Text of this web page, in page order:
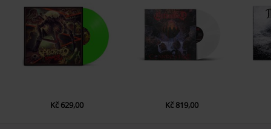
Kč 629,00 Kč 819,00